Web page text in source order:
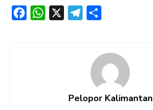
W
a
r
e
Pelopor Kalimantan